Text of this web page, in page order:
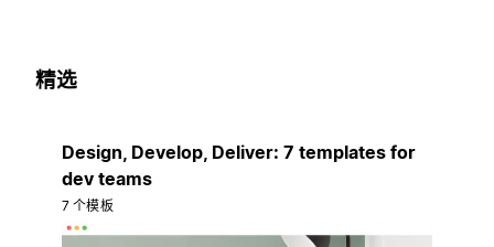
精选
Design, Develop, Deliver: 7 templates for
dev teams
7 个模板